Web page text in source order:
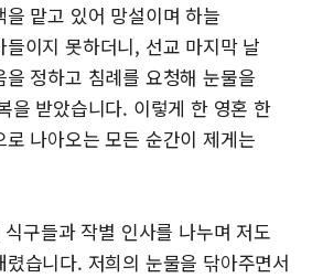
맡고 있어 망설이며 하늘
이지 못하더니, 선교 마지막 날
정하고 침례를 요청해 눈물을
을 받았습니다. 이렇게 한 영혼 한
나아오는 모든 순간이 제게는
구들과 작별 인사를 나누며 저도
습니다. 저희의 눈물을 닦아주면서